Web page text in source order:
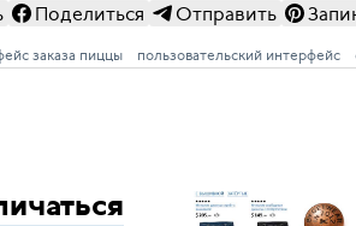
Поделиться Отправить
заказа пиццы пользовательский интерфейс